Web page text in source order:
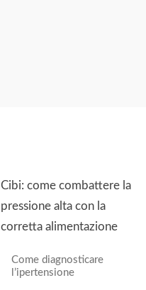
Cibi: come combattere la
pressione alta con la
corretta alimentazione
Come diagnosticare
l’ipertensione